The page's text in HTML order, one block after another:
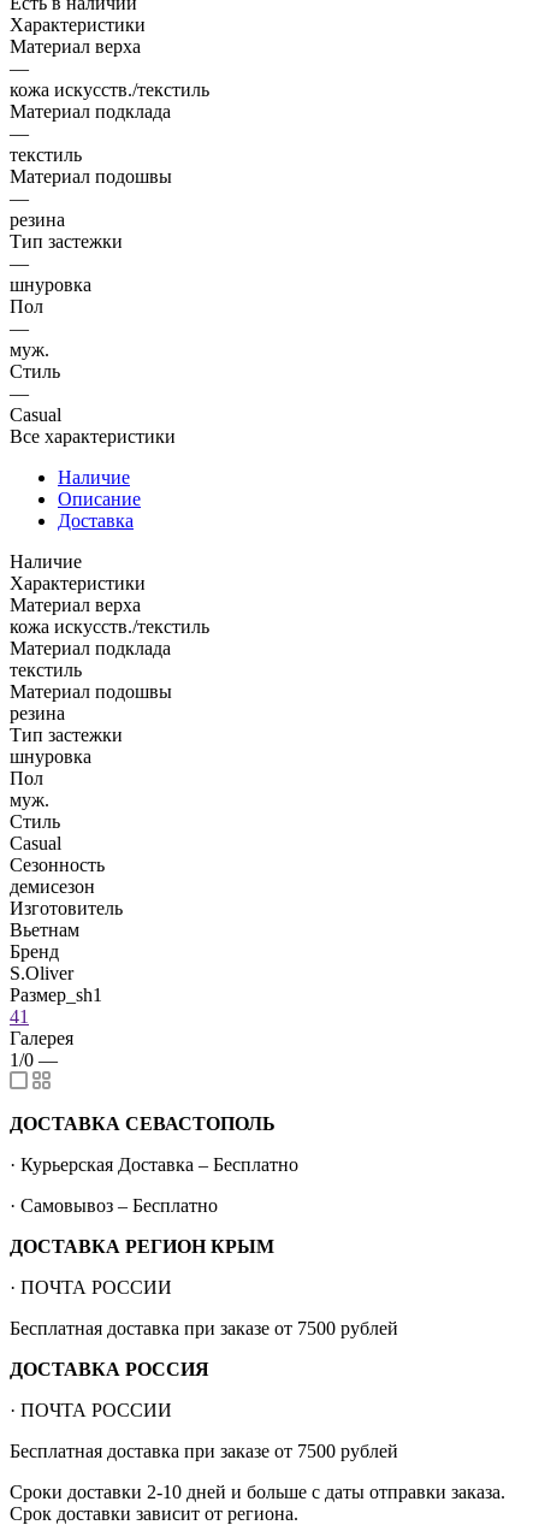
Характеристики
Материал верха
—
кожа искусств./текстиль
Материал подклада
—
текстиль
Материал подошвы
—
резина
Тип застежки
—
шнуровка
Пол
—
муж.
Стиль
—
Casual
Все характеристики
Наличие
Описание
Доставка
Наличие
Характеристики
Материал верха
кожа искусств./текстиль
Материал подклада
текстиль
Материал подошвы
резина
Тип застежки
шнуровка
Пол
муж.
Стиль
Casual
Сезонность
демисезон
Изготовитель
Вьетнам
Бренд
S.Oliver
Размер_sh1
41
Галерея
1/0 —
ДОСТАВКА СЕВАСТОПОЛЬ
· Курьерская Доставка – Бесплатно
· Самовывоз – Бесплатно
ДОСТАВКА РЕГИОН КРЫМ
· ПОЧТА РОССИИ
Бесплатная доставка при заказе от 7500 рублей
ДОСТАВКА РОССИЯ
· ПОЧТА РОССИИ
Бесплатная доставка при заказе от 7500 рублей
Сроки доставки 2-10 дней и больше с даты отправки заказа.
Срок доставки зависит от региона.